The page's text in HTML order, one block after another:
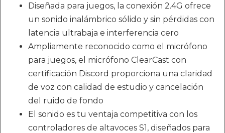
Diseñada para juegos, la conexión 2.4G ofrece
un sonido inalámbrico sólido y sin pérdidas con
latencia ultrabaja e interferencia cero
Ampliamente reconocido como el micrófono
para juegos, el micrófono ClearCast con
certificación Discord proporciona una claridad
de voz con calidad de estudio y cancelación
del ruido de fondo
El sonido es tu ventaja competitiva con los
controladores de altavoces S1, diseñados para